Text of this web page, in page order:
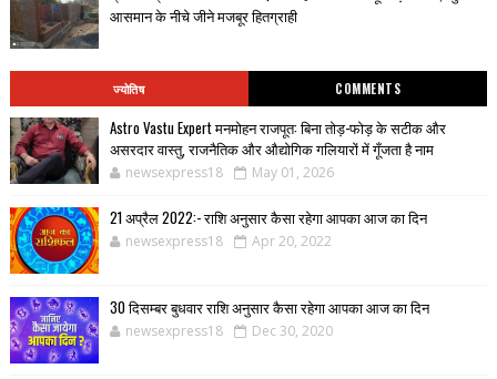
आसमान के नीचे जीने मजबूर हितग्राही
ज्योतिष COMMENTS
Astro Vastu Expert मनमोहन राजपूत: बिना तोड़-फोड़ के सटीक और
असरदार वास्तु, राजनैतिक और औद्योगिक गलियारों में गूँजता है नाम
newsexpress18 May 01, 2026
21 अप्रैल 2022:- राशि अनुसार कैसा रहेगा आपका आज का दिन
newsexpress18 Apr 20, 2022
30 दिसम्बर बुधवार राशि अनुसार कैसा रहेगा आपका आज का दिन
newsexpress18 Dec 30, 2020